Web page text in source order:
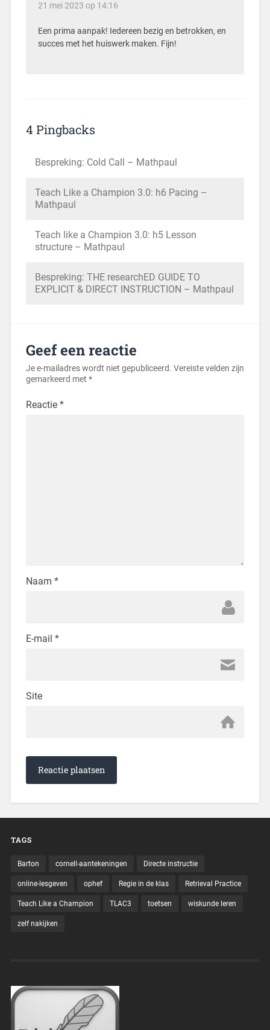
21 mei 2023 op 14:16
Een prima aanpak! Iedereen bezig en betrokken, en
succes met het huiswerk maken. Fijn!
4 Pingbacks
Bespreking: Cold Call – Mathpaul
Teach Like a Champion 3.0: h6 Pacing –
Mathpaul
Teach like a Champion 3.0: h5 Lesson
structure – Mathpaul
Bespreking: THE researchED GUIDE TO
EXPLICIT & DIRECT INSTRUCTION – Mathpaul
Geef een reactie
Je e-mailadres wordt niet gepubliceerd. Vereiste velden zijn
gemarkeerd met *
Reactie *
Naam *
E-mail *
Site
TAGS
Barton cornell-aantekeningen Directe instructie
online-lesgeven ophef Regie in de klas Retrieval Practice
Teach Like a Champion TLAC3 toetsen wiskunde leren
zelf nakijken